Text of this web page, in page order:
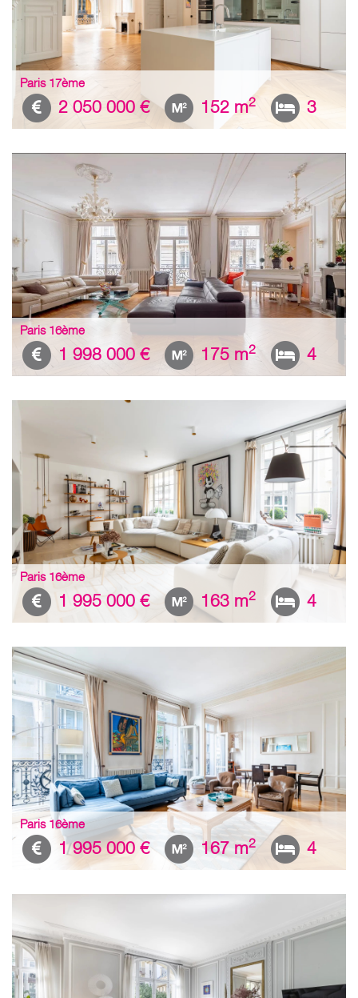
Paris 17ème
2 050 000 € 152 m2 3
Paris 16ème
1 998 000 € 175 m2 4
Paris 16ème
1 995 000 € 163 m2 4
Paris 16ème
1 995 000 € 167 m2 4